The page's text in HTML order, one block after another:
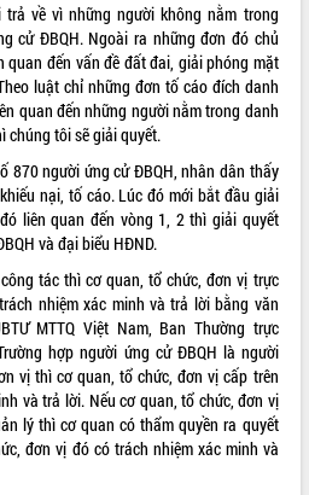
về vì những người không nằm trong
cử ĐBQH. Ngoài ra những đơn đó chủ
quan đến vấn đề đất đai, giải phóng mặt
luật chỉ những đơn tố cáo đích danh
quan đến những người nằm trong danh
chúng tôi sẽ giải quyết.
870 người ứng cử ĐBQH, nhân dân thấy
nại, tố cáo. Lúc đó mới bắt đầu giải
liên quan đến vòng 1, 2 thì giải quyết
và đại biểu HĐND.
tác thì cơ quan, tổ chức, đơn vị trực
nhiệm xác minh và trả lời bằng văn
MTTQ Việt Nam, Ban Thường trực
hợp người ứng cử ĐBQH là người
vị thì cơ quan, tổ chức, đơn vị cấp trên
và trả lời. Nếu cơ quan, tổ chức, đơn vị
lý thì cơ quan có thẩm quyền ra quyết
đơn vị đó có trách nhiệm xác minh và